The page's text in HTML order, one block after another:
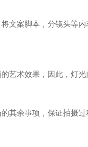
案脚本，分镜头等内
术效果，因此，灯光
余事项，保证拍摄过